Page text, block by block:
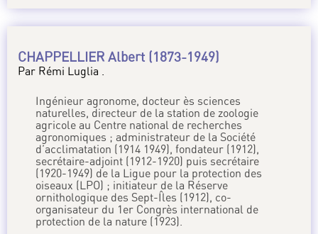
CHAPPELLIER Albert (1873-1949)
Par Rémi Luglia .
Ingénieur agronome, docteur ès sciences
naturelles, directeur de la station de zoologie
agricole au Centre national de recherches
agronomiques ; administrateur de la Société
d’acclimatation (1914 1949), fondateur (1912),
secrétaire-adjoint (1912-1920) puis secrétaire
(1920-1949) de la Ligue pour la protection des
oiseaux (LPO) ; initiateur de la Réserve
ornithologique des Sept-Îles (1912), co-
organisateur du 1er Congrès international de
protection de la nature (1923).